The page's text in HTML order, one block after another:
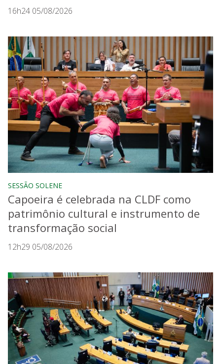
16h24 05/08/2026
SESSÃO SOLENE
Capoeira é celebrada na CLDF como
patrimônio cultural e instrumento de
transformação social
12h29 05/08/2026